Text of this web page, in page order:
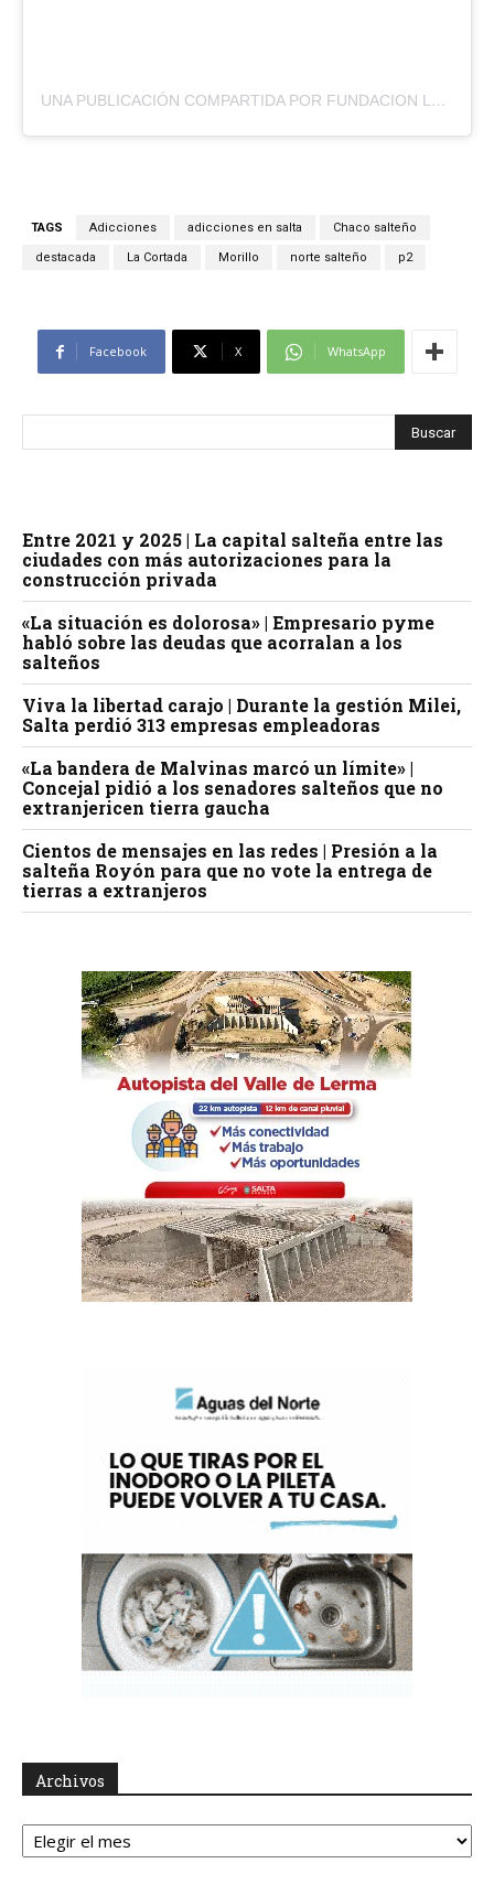
UNA PUBLICACIÓN COMPARTIDA POR FUNDACION LA NACION (@FUNDACIONLANACION)
TAGS Adicciones adicciones en salta Chaco salteño
destacada La Cortada Morillo norte salteño p2
Facebook X WhatsApp
Entre 2021 y 2025 | La capital salteña entre las
ciudades con más autorizaciones para la
construcción privada
«La situación es dolorosa» | Empresario pyme
habló sobre las deudas que acorralan a los
salteños
Viva la libertad carajo | Durante la gestión Milei,
Salta perdió 313 empresas empleadoras
«La bandera de Malvinas marcó un límite» |
Concejal pidió a los senadores salteños que no
extranjericen tierra gaucha
Cientos de mensajes en las redes | Presión a la
salteña Royón para que no vote la entrega de
tierras a extranjeros
Archivos
Archivos